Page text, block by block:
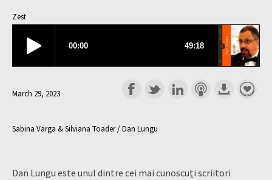
Zest
March 29, 2023
Sabina Varga & Silviana Toader / Dan Lungu
Dan Lungu este unul dintre cei mai cunoscuți scriitori